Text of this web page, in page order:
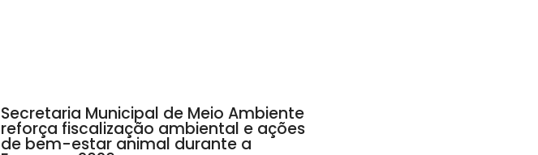
Secretaria Municipal de Meio Ambiente
reforça fiscalização ambiental e ações
de bem-estar animal durante a